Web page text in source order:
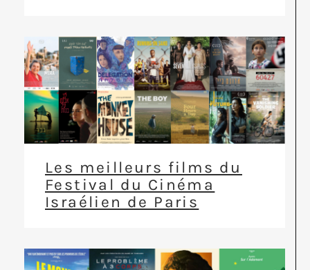
Les meilleurs films du
Festival du Cinéma
Israélien de Paris